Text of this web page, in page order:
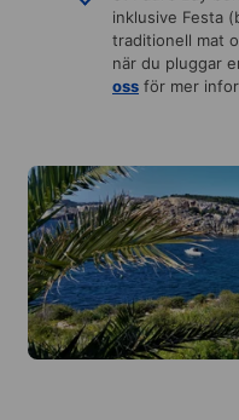
inklusive Festa
traditionell mat
när du pluggar
oss för mer